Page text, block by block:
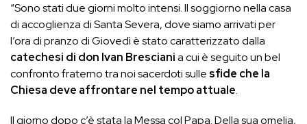
“Sono stati due giorni molto intensi. Il soggiorno nella casa
di accoglienza di Santa Severa, dove siamo arrivati per
l’ora di pranzo di Giovedì è stato caratterizzato dalla
catechesi di don Ivan Bresciania cui è seguito un bel
confronto fraterno tra noi sacerdoti sulle sfide che la
Chiesa deve affrontare nel tempo attuale.
Il giorno dopo c’è stata la Messa col Papa. Della sua omelia,